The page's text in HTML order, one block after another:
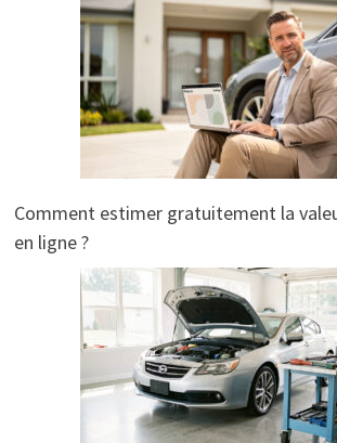
Comment estimer gratuitement la
en ligne ?